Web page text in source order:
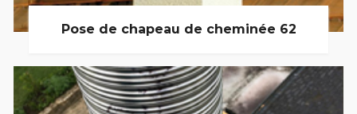
Pose de chapeau de cheminée 62